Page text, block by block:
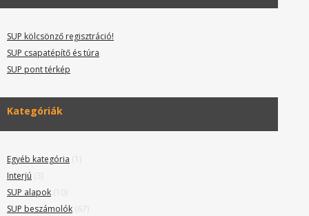
SUP kölcsönző regisztráció!
SUP csapatépítő és túra
SUP pont térkép
Kategóriák
Egyéb kategória (1)
Interjú (3)
SUP alapok (10)
SUP beszámolók (67)